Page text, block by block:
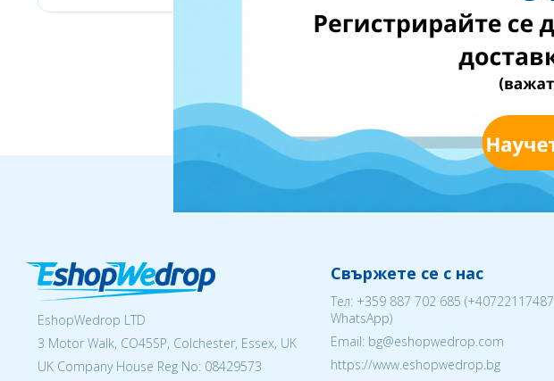
EshopWedrop LTD
3 Motor Walk, CO45SP, Colchester, Essex, UK
UK Company House Reg No: 08429573
Свържете се с нас
Тел: +359 887 702 685 (+40722117487
WhatsApp)
Email: bg@eshopwedrop.com
https://www.eshopwedrop.bg